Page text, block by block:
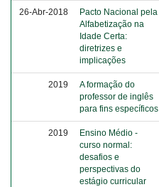
26-Abr-2018
Pacto Nacional pela
Alfabetização na
Idade Certa:
diretrizes e
implicações
2019
A formação do
professor de inglês
para fins específicos
2019
Ensino Médio -
curso normal:
desafios e
perspectivas do
estágio curricular